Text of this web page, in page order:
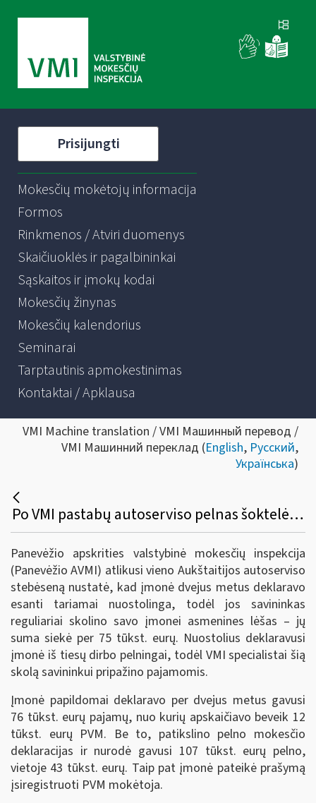
Prisijungti
Mokesčių mokėtojų informacija
Formos
Rinkmenos / Atviri duomenys
Skaičiuoklės ir pagalbininkai
Sąskaitos ir įmokų kodai
Mokesčių žinynas
Mokesčių kalendorius
Seminarai
Tarptautinis apmokestinimas
Kontaktai / Apklausa
VMI Machine translation / VMI Машинный перевод /
VMI Машинний переклад (English, Русский,
Українська)
Po VMI pastabų autoserviso pelnas šoktelėjo dvigubai
Panevėžio apskrities valstybinė mokesčių inspekcija
(Panevėžio AVMI) atlikusi vieno Aukštaitijos autoserviso
stebėseną nustatė, kad įmonė dvejus metus deklaravo
esanti tariamai nuostolinga, todėl jos savininkas
reguliariai skolino savo įmonei asmenines lėšas – jų
suma siekė per 75 tūkst. eurų. Nuostolius deklaravusi
įmonė iš tiesų dirbo pelningai, todėl VMI specialistai šią
skolą savininkui pripažino pajamomis.
Įmonė papildomai deklaravo per dvejus metus gavusi
76 tūkst. eurų pajamų, nuo kurių apskaičiavo beveik 12
tūkst. eurų PVM. Be to, patikslino pelno mokesčio
deklaracijas ir nurodė gavusi 107 tūkst. eurų pelno,
vietoje 43 tūkst. eurų. Taip pat įmonė pateikė prašymą
įsiregistruoti PVM mokėtoja.